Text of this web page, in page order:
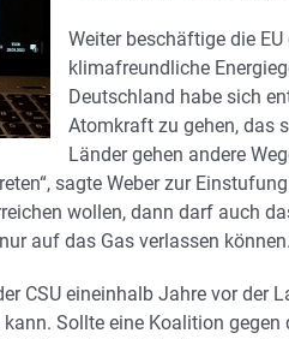
Weiter beschäftige die
klimafreundliche
Deutschland habe sich
Atomkraft zu gehen, das
Länder gehen andere
sagte Weber zur
wollen, dann darf auch
auf das Gas verlassen
CSU eineinhalb Jahre vor der
Sollte eine Koalition